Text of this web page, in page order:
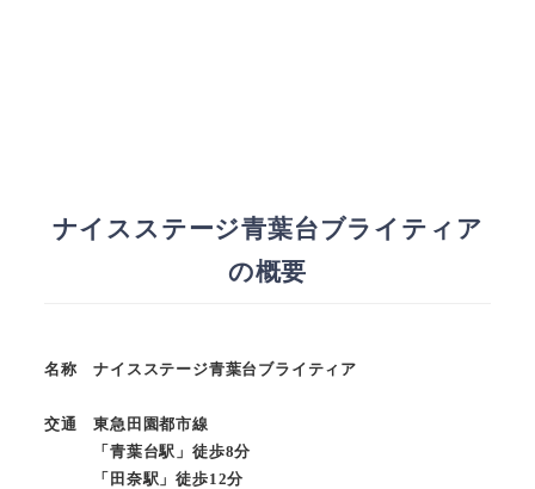
ナイスステージ青葉台ブライティア
の概要
名称 ナイスステージ青葉台ブライティア
交通 東急田園都市線
「青葉台駅」徒歩8分
「田奈駅」徒歩12分